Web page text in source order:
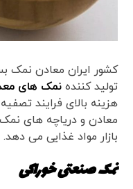
کشور ایران معادن نمک
تولید کنندهنمک های
هزینه بالای فرایند
معادن و دریاچه های
بازار مواد غذایی می دهد.
نمک صنعتی خوراکی